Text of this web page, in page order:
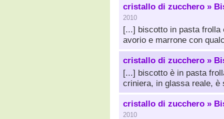
cristallo di zucchero »
2010
[...] biscotto in pasta frolla
avorio e marrone con
cristallo di zucchero »
[...] biscotto è in pasta
criniera, in glassa reale, è
cristallo di zucchero »
2010